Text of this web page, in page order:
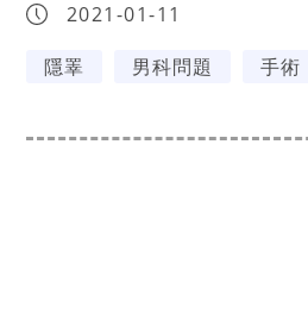
2021-01-11
隱睪
男科問題 手術